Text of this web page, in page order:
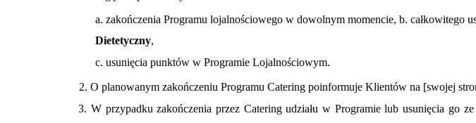
a. zakończenia Programu lojalnościowego w dowolnym momencie, b. całkowitego
Dietetyczny,
c. usunięcia punktów w Programie Lojalnościowym.
2. O planowanym zakończeniu Programu Catering poinformuje Klientów na [swojej
3. W przypadku zakończenia przez Catering udziału w Programie lub usunięcia go